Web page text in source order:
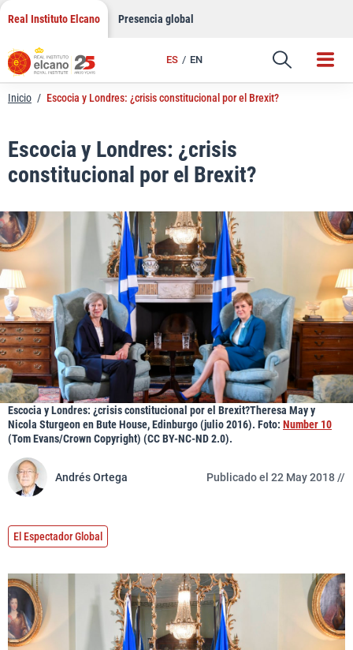
Saltar
contenido
Real Instituto Elcano Presencia global
ES EN
Enlace
Inicio / Escocia y Londres: ¿crisis constitucional por el Brexit?
Escocia y Londres: ¿crisis
constitucional por el Brexit?
Escocia y Londres: ¿crisis constitucional por el Brexit?Theresa May y
Nicola Sturgeon en Bute House, Edinburgo (julio 2016). Foto: Number 10
(Tom Evans/Crown Copyright) (CC BY-NC-ND 2.0).
Andrés Ortega Publicado el 22 May 2018 //
El Espectador Global